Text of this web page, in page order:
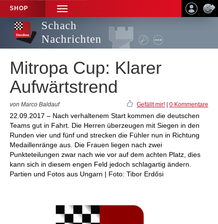
SHOP
TOGGLE
NAVIGATION
Schach
Nachrichten
Mitropa Cup: Klarer
Aufwärtstrend
von Marco Baldauf Gefällt mir! 0 Kommentare
22.09.2017 – Nach verhaltenem Start kommen die deutschen
Teams gut in Fahrt. Die Herren überzeugen mit Siegen in den
Runden vier und fünf und strecken die Fühler nun in Richtung
Medaillenränge aus. Die Frauen liegen nach zwei
Punkteteilungen zwar nach wie vor auf dem achten Platz, dies
kann sich in diesem engen Feld jedoch schlagartig ändern.
Partien und Fotos aus Ungarn | Foto: Tibor Erdősi